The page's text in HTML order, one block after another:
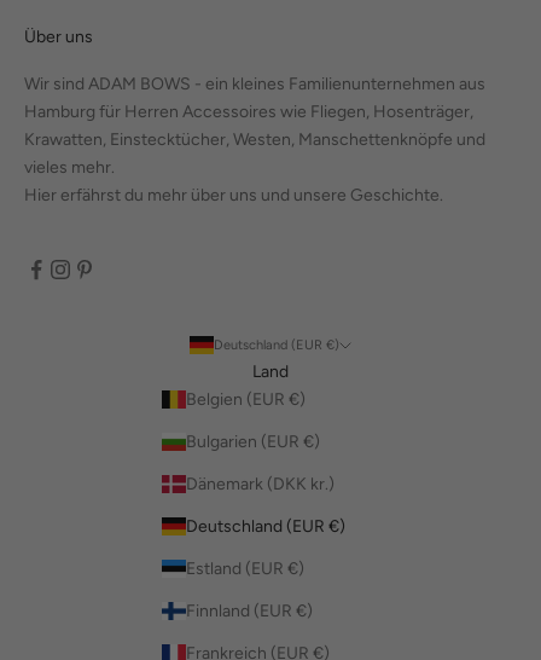
Über uns
Wir sind ADAM BOWS - ein kleines Familienunternehmen aus
Hamburg für Herren Accessoires wie Fliegen, Hosenträger,
Krawatten, Einstecktücher, Westen, Manschettenknöpfe und
vieles mehr.
Hier erfährst du mehr über uns und unsere Geschichte.
Deutschland (EUR €)
Land
Belgien (EUR €)
Bulgarien (EUR €)
Dänemark (DKK kr.)
Deutschland (EUR €)
Estland (EUR €)
Finnland (EUR €)
Frankreich (EUR €)